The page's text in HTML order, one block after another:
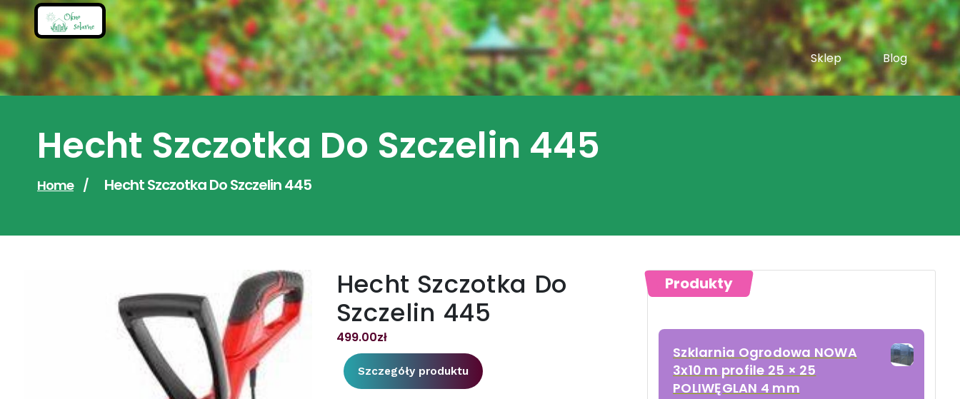
Skip
to
content
Sklep
Blog
Hecht Szczotka Do Szczelin 445
Home / Hecht Szczotka Do Szczelin 445
Hecht Szczotka Do
Szczelin 445
499.00zł
Szczegóły produktu
Produkty
Szklarnia Ogrodowa NOWA
3x10 m profile 25 × 25
POLIWĘGLAN 4 mm